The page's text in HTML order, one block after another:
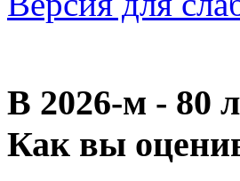
В 2026‑м - 80
Как вы